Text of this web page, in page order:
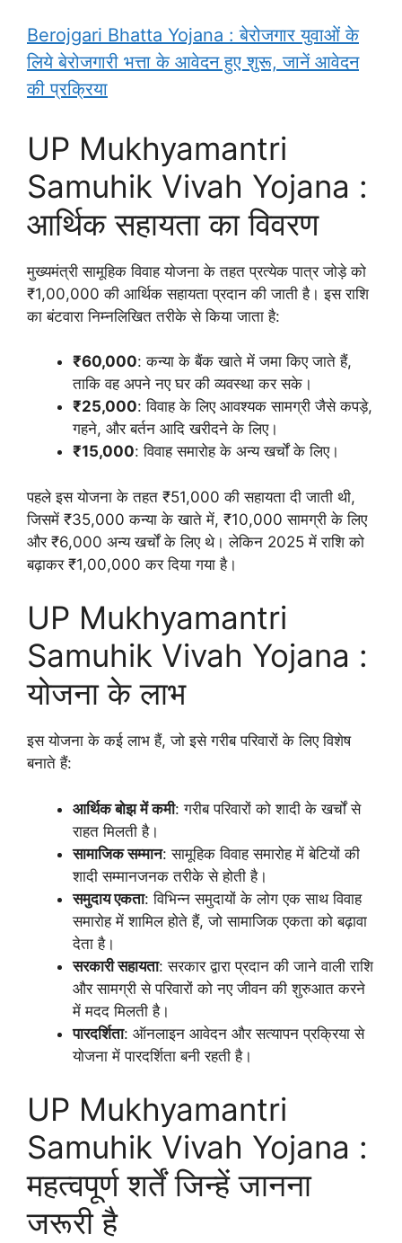
Berojgari Bhatta Yojana : बेरोजगार युवाओं के
लिये बेरोजगारी भत्ता के आवेदन हुए शुरू, जानें आवेदन
की प्रक्रिया
UP Mukhyamantri
Samuhik Vivah Yojana :
आर्थिक सहायता का विवरण
मुख्यमंत्री सामूहिक विवाह योजना के तहत प्रत्येक पात्र जोड़े को
₹1,00,000 की आर्थिक सहायता प्रदान की जाती है। इस राशि
का बंटवारा निम्नलिखित तरीके से किया जाता है:
₹60,000: कन्या के बैंक खाते में जमा किए जाते हैं,
ताकि वह अपने नए घर की व्यवस्था कर सके।
₹25,000: विवाह के लिए आवश्यक सामग्री जैसे कपड़े,
गहने, और बर्तन आदि खरीदने के लिए।
₹15,000: विवाह समारोह के अन्य खर्चों के लिए।
पहले इस योजना के तहत ₹51,000 की सहायता दी जाती थी,
जिसमें ₹35,000 कन्या के खाते में, ₹10,000 सामग्री के लिए
और ₹6,000 अन्य खर्चों के लिए थे। लेकिन 2025 में राशि को
बढ़ाकर ₹1,00,000 कर दिया गया है।
UP Mukhyamantri
Samuhik Vivah Yojana :
योजना के लाभ
इस योजना के कई लाभ हैं, जो इसे गरीब परिवारों के लिए विशेष
बनाते हैं:
आर्थिक बोझ में कमी: गरीब परिवारों को शादी के खर्चों से
राहत मिलती है।
सामाजिक सम्मान: सामूहिक विवाह समारोह में बेटियों की
शादी सम्मानजनक तरीके से होती है।
समुदाय एकता: विभिन्न समुदायों के लोग एक साथ विवाह
समारोह में शामिल होते हैं, जो सामाजिक एकता को बढ़ावा
देता है।
सरकारी सहायता: सरकार द्वारा प्रदान की जाने वाली राशि
और सामग्री से परिवारों को नए जीवन की शुरुआत करने
में मदद मिलती है।
पारदर्शिता: ऑनलाइन आवेदन और सत्यापन प्रक्रिया से
योजना में पारदर्शिता बनी रहती है।
UP Mukhyamantri
Samuhik Vivah Yojana :
महत्वपूर्ण शर्तें जिन्हें जानना
जरूरी है